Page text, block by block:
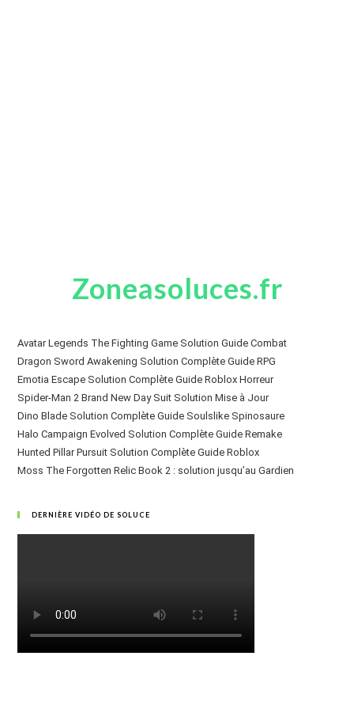
Zoneasoluces.fr
Avatar Legends The Fighting Game Solution Guide Combat
Dragon Sword Awakening Solution Complète Guide RPG
Emotia Escape Solution Complète Guide Roblox Horreur
Spider-Man 2 Brand New Day Suit Solution Mise à Jour
Dino Blade Solution Complète Guide Soulslike Spinosaure
Halo Campaign Evolved Solution Complète Guide Remake
Hunted Pillar Pursuit Solution Complète Guide Roblox
Moss The Forgotten Relic Book 2 : solution jusqu’au Gardien
DERNIÈRE VIDÉO DE SOLUCE